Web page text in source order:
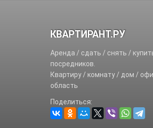
КВАРТИРАНТ.РУ
Аренда / сдать / снять /
посредников.
Квартиру / комнату / дом /
область
Поделиться: